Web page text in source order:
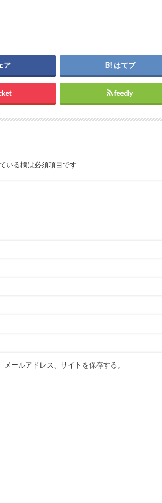
ア はてブ
feedly
いる欄は必須項目です
ールアドレス、サイトを保存する。